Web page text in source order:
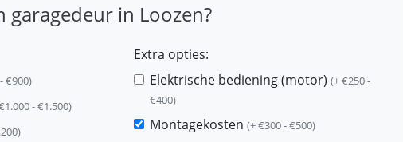
garagedeur in Loozen?
€900)
- €1.500)
Extra opties:
Elektrische bediening (motor) (+ €250 -
€400)
Montagekosten (+ €300 - €500)